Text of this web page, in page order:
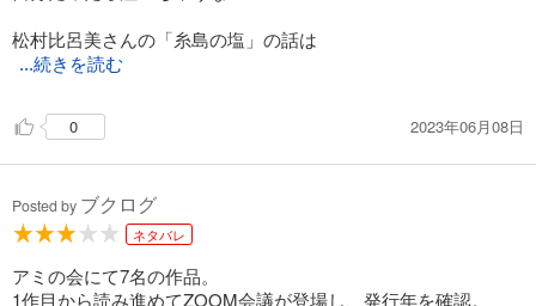
松村比呂美さんの「糸島の塩」の話は
...続きを読む
こういうのも一つの出会いなのかな？
どの話も始めて旅をする感じがすごく伝わる
作品で読むとこちらまで一緒に旅している
感じが読んでてすごく楽しくそして
美味しかった。あぁ～お腹減った。
0 2023年06月08日
Posted by ブクログ
ネタバレ
アミの会にて7名の作品。
1作目から読み進めてZOOM会議が登場し、発行年を確認。